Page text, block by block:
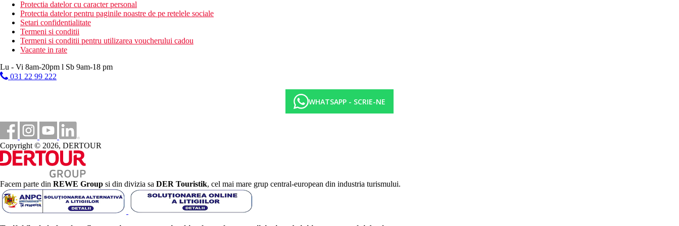
Site-ul web
http://www.diamondhillresort.com.tr/
Wellness
Gratuit: sauna, baie turceasca (hamam), sauna cu aburi.
Contra cost: masaje, peeling, ingrijire corporala si a pielii.
Internet
Gratuit: Wi-Fi in camere si in zonele comune ale hotelului.
Distanţe
130 km
Distanta de cel mai apropiat aeroport
4 km
Centru turistic
150 m
Distanta pana la plaja
Protectia datelor cu caracter personal
Protectia datelor pentru paginile noastre de pe retelele sociale
Setari confidentialitate
Termeni si conditii
Termeni si conditii pentru utilizarea voucherului cadou
Vacante in rate
Lu - Vi 8am-20pm l Sb 9am-18 pm
031 22 99 222
WHATSAPP - SCRIE-NE
Copyright © 2026, DERTOUR
Facem parte din REWE Group si din divizia sa DER Touristik, cel mai mare grup central-european din industria turismului.